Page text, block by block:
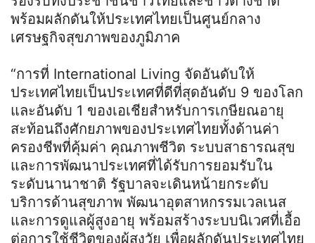
พร้อมผลักดันให้ประเทศไทยเป็นศูนย์กลาง
เศรษฐกิจสุขภาพของภูมิภาค
“การที่ International Living จัดอันดับให้
ประเทศไทยเป็นประเทศที่ดีที่สุดอันดับ 9 ของโลก
และอันดับ 1 ของเอเชียสำหรับการเกษียณอายุ
สะท้อนถึงศักยภาพของประเทศไทยทั้งด้านค่า
ครองชีพที่คุ้มค่า คุณภาพชีวิต ระบบสาธารณสุข
และการพัฒนาประเทศที่ได้รับการยอมรับใน
ระดับนานาชาติ รัฐบาลจะเดินหน้ายกระดับ
บริการด้านสุขภาพ พัฒนาอุตสาหกรรมเวลเนส
และการดูแลผู้สูงอายุ พร้อมสร้างระบบนิเวศที่เอื้อ
ต่อการใช้ชีวิตของผู้สูงวัย เพื่อผลักดันประเทศไทย